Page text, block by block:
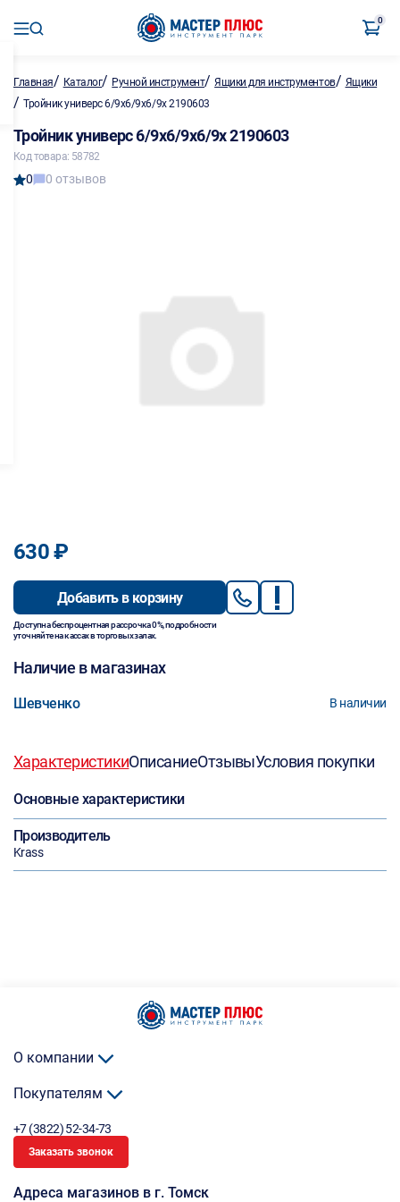
0
Главная/ Каталог/ Ручной инструмент/Ящики для инструментов/ Ящики
/ Тройник универс 6/9х6/9х6/9х 2190603
Тройник универс 6/9х6/9х6/9х 2190603
Код товара: 58782
0 0 отзывов
630 ₽
Добавить в корзину
Доступна беспроцентная рассрочка 0%, подробности
уточняйте на кассах в торговых залах.
Наличие в магазинах
Шевченко В наличии
ХарактеристикиОписаниеОтзывыУсловия покупки
Основные характеристики
Производитель
Krass
О компании
Покупателям
+7 (3822) 52-34-73
Заказать звонок
Адреса магазинов в г. Томск